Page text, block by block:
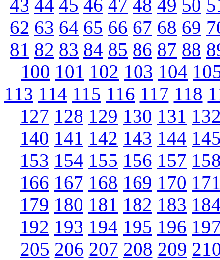
43 44 45 46 47 48 49 50
62 63 64 65 66 67 68 69
81 82 83 84 85 86 87 88
100 101 102 103 104
113 114 115 116 117 118
127 128 129 130 131
140 141 142 143 144
153 154 155 156 157
166 167 168 169 170
179 180 181 182 183
192 193 194 195 196
205 206 207 208 209